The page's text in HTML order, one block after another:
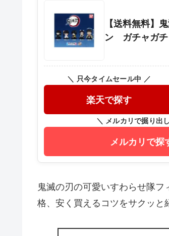
【送料無料】
ン ガチャガチ
＼ 只今タイムセール中 ／
楽天で探す
＼ メルカリで掘り出
メルカリで探
鬼滅の刃の可愛いすわらせ隊
格、安く買えるコツをサクッと